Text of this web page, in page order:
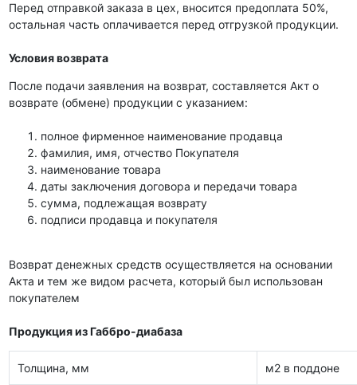
Перед отправкой заказа в цех, вносится предоплата 50%,
остальная часть оплачивается перед отгрузкой продукции.
Условия возврата
После подачи заявления на возврат, составляется Акт о
возврате (обмене) продукции с указанием:
полное фирменное наименование продавца
фамилия, имя, отчество Покупателя
наименование товара
даты заключения договора и передачи товара
сумма, подлежащая возврату
подписи продавца и покупателя
Возврат денежных средств осуществляется на основании
Акта и тем же видом расчета, который был использован
покупателем
Продукция из Габбро-диабаза
Толщина, мм м2 в поддоне